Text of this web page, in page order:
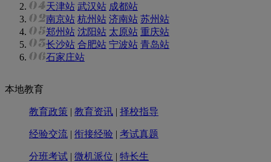
天津站 武汉站 成都站
南京站 杭州站 济南站 苏州站
郑州站 沈阳站 太原站 重庆站
长沙站 合肥站 宁波站 青岛站
石家庄站
本地教育
教育政策 | 教育资讯 | 择校指导
经验交流 | 衔接经验 | 考试真题
分班考试 | 微机派位 | 特长生